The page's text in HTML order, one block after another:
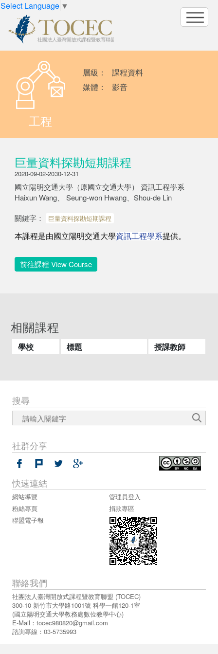
Select Language ▼
工程
層級：
課程資料
媒體：
影音
巨量資料探勘短期課程
2020-09-02-2030-12-31
國立陽明交通大學（原國立交通大學） 資訊工程學系
Haixun Wang、 Seung-won Hwang、Shou-de Lin
關鍵字：
巨量資料探勘短期課程
本課程是由國立陽明交通大學資訊工程學系提供。
前往課程 View Course
相關課程
學校 標題 授課教師
搜尋
社群分享
聯絡我們
社團法人臺灣開放式課程暨教育聯盟 (TOCEC)
300-10 新竹市大學路1001號 科學一館120-1室
(國立陽明交通大學教務處數位教學中心)
E-Mail： tocec980820@gmail.com
諮詢專線：03-5735993
快速連結
網站導覽
管理員登入
粉絲專頁
捐款專區
聯盟電子報